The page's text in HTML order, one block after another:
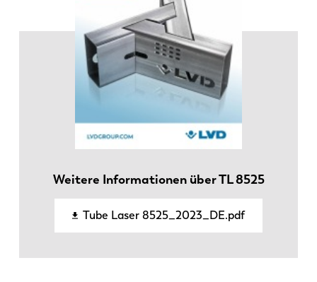
Weitere Informationen über TL 8525
Tube Laser 8525_2023_DE.pdf
DE IT
PT-PT
SK